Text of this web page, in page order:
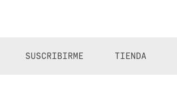
SUSCRIBIRME TIENDA